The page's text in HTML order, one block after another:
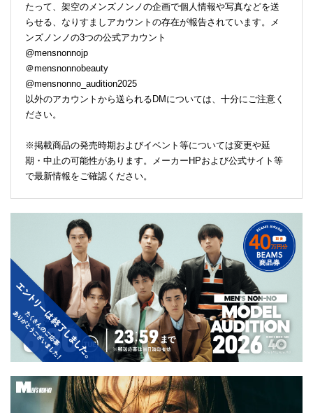
たって、架空のメンズノンノの企画で個人情報や写真などを送
らせる、なりすましアカウントの存在が報告されています。メ
ンズノンノの3つの公式アカウント
@mensnonnojp
＠mensnonnobeauty
@mensnonno_audition2025
以外のアカウントから送られるDMについては、十分にご注意く
ださい。
※掲載商品の発売時期およびイベント等については変更や延
期・中止の可能性があります。メーカーHPおよび公式サイト等
で最新情報をご確認ください。